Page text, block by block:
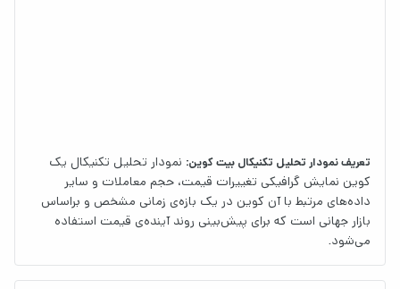
تعریف نمودار تحلیل تکنیکال بیت کوین: نمودار تحلیل تکنیکال یک
کوین نمایش گرافیکی تغییرات قیمت، حجم معاملات و سایر
داده‌های مرتبط با آن کوین در یک بازه‌ی زمانی مشخص و براساس
بازار جهانی است که برای پیش‌بینی روند آینده‌ی قیمت استفاده
می‌شود.